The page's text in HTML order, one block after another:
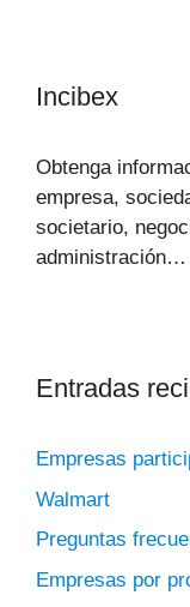
Incibex
Obtenga
empresa,
societario,
administración…
Entradas
Empresas
Walmart
Preguntas
Empresas por